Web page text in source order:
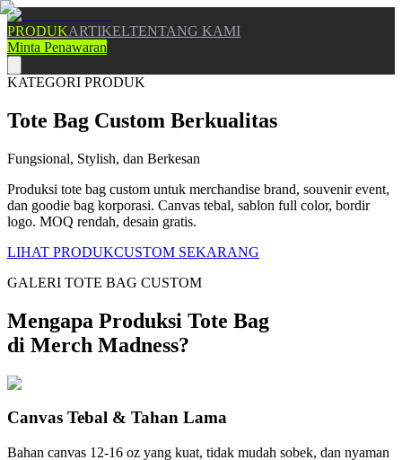
PRODUKARTIKELTENTANG KAMI
Minta Penawaran
KATEGORI PRODUK
Tote Bag Custom Berkualitas
Fungsional, Stylish, dan Berkesan
Produksi tote bag custom untuk merchandise brand, souvenir event,
dan goodie bag korporasi. Canvas tebal, sablon full color, bordir
logo. MOQ rendah, desain gratis.
LIHAT PRODUKCUSTOM SEKARANG
GALERI TOTE BAG CUSTOM
Mengapa Produksi Tote Bag
di Merch Madness?
Canvas Tebal & Tahan Lama
Bahan canvas 12-16 oz yang kuat, tidak mudah sobek, dan nyaman